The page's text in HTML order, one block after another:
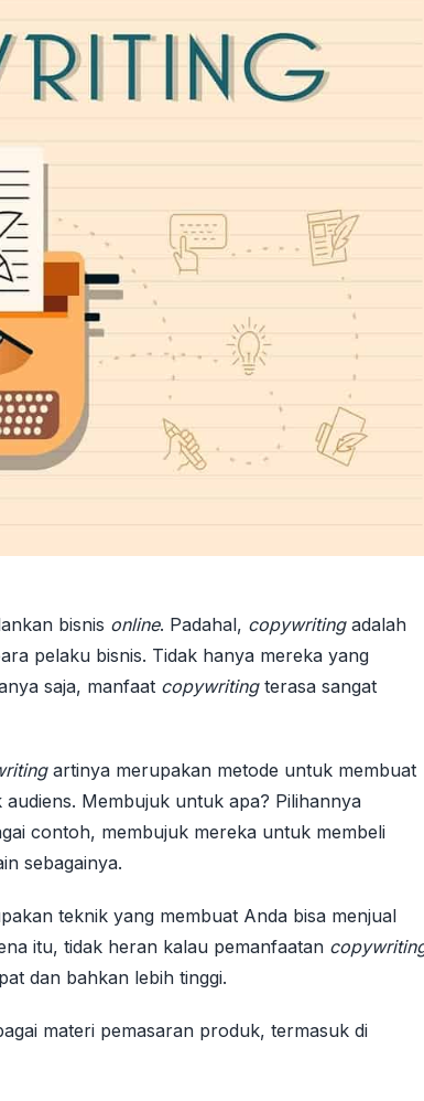
bisnis online. Padahal, copywritingadalah
pelaku bisnis. Tidak hanya mereka yang
saja, manfaat copywritingterasa sangat
artinya merupakan metode untuk membuat
Membujuk untuk apa? Pilihannya
contoh, membujuk mereka untuk membeli
sebagainya.
teknik yang membuat Anda bisa menjual
itu, tidak heran kalau pemanfaatan
dan bahkan lebih tinggi.
materi pemasaran produk, termasuk di